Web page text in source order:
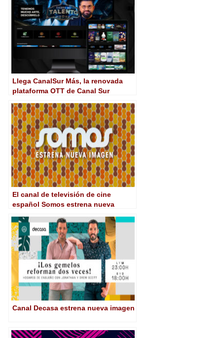
Llega CanalSur Más, la renovada
plataforma OTT de Canal Sur
El canal de televisión de cine
español Somos estrena nueva
Canal Decasa estrena nueva imagen